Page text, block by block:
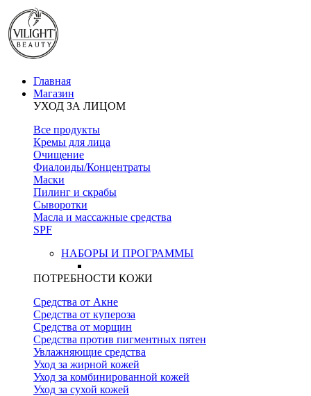
Главная
Магазин
УХОД ЗА ЛИЦОМ
Все продукты
Кремы для лица
Очищение
Фиалоиды/Концентраты
Маски
Пилинг и скрабы
Сыворотки
Масла и массажные средства
SPF
НАБОРЫ И ПРОГРАММЫ
ПОТРЕБНОСТИ КОЖИ
Средства от Акне
Средства от купероза
Средства от морщин
Средства против пигментных пятен
Увлажняющие средства
Уход за жирной кожей
Уход за комбинированной кожей
Уход за сухой кожей